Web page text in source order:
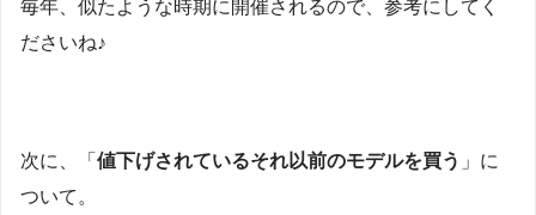
毎年、似たような時期に開催されるので、参考にしてく
ださいね♪
次に、「 値下げされているそれ以前のモデルを買う 」に
ついて。